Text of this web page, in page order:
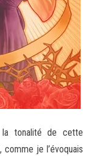
la tonalité de cette
comme je l’évoquais